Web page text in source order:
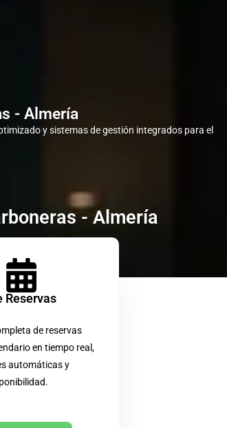
- Almería
y sistemas de gestión integrados para el
- Almería
Reservas
de reservas
en tiempo real,
automáticas y